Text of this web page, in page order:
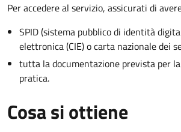
Per accedere al servizio, assicurati di
SPID (sistema pubblico di identità
elettronica (CIE) o carta nazionale dei
tutta la documentazione prevista per
pratica.
Cosa si ottiene